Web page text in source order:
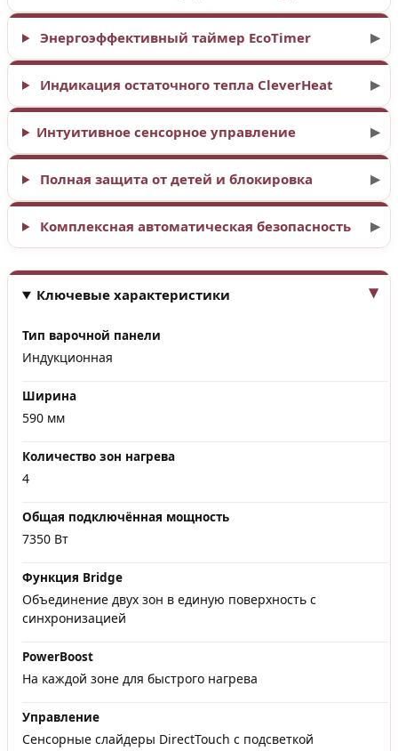
Энергоэффективный таймер EcoTimer
Индикация остаточного тепла CleverHeat
Интуитивное сенсорное управление
Полная защита от детей и блокировка
Комплексная автоматическая безопасность
Ключевые характеристики
Тип варочной панели
Индукционная
Ширина
590 мм
Количество зон нагрева
4
Общая подключённая мощность
7350 Вт
Функция Bridge
Объединение двух зон в единую поверхность с
синхронизацией
PowerBoost
На каждой зоне для быстрого нагрева
Управление
Сенсорные слайдеры DirectTouch с подсветкой